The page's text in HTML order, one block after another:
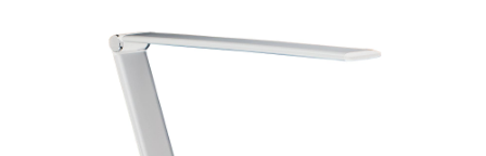
БРА
ТОРШЕРЫ И ЛАМПЫ
LED PREMIUM